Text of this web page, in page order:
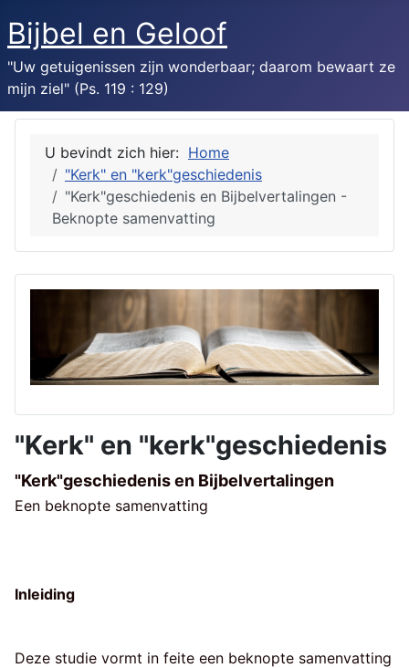
Bijbel en Geloof
"Uw getuigenissen zijn wonderbaar; daarom bewaart ze
mijn ziel" (Ps. 119 : 129)
U bevindt zich hier: Home
"Kerk" en "kerk"geschiedenis
"Kerk"geschiedenis en Bijbelvertalingen -
Beknopte samenvatting
"Kerk" en "kerk"geschiedenis
"Kerk"geschiedenis en Bijbelvertalingen
Een beknopte samenvatting
Inleiding
Deze studie vormt in feite een beknopte samenvatting